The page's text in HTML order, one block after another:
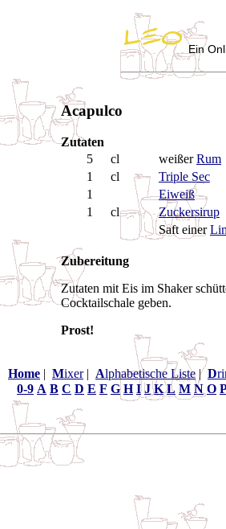
Ein
Acapulco
Zutaten
5
cl weißerRum
1
cl
Triple Sec
1
Eiweiß
1
cl
Zuckersirup
Saft einer
Zubereitung
Zutaten mit Eis im Shaker
Cocktailschale geben.
Prost!
Home | Mixer| Alphabetische Liste| D
0-9 A B C D E F G H I J K L M N O